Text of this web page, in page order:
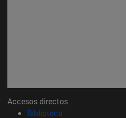
Accesos directos
Biblioteca